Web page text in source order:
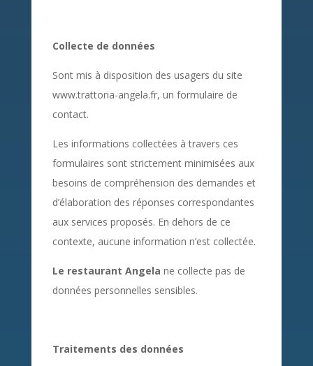
Collecte de données
Sont mis à disposition des usagers du site
www.trattoria-angela.fr, un formulaire de
contact.
Les informations collectées à travers ces
formulaires sont strictement minimisées aux
besoins de compréhension des demandes et
d’élaboration des réponses correspondantes
aux services proposés. En dehors de ce
contexte, aucune information n’est collectée.
Le restaurant Angela ne collecte pas de
données personnelles sensibles.
Traitements des données